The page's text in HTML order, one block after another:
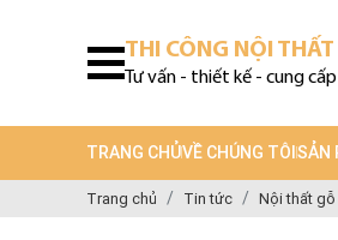
THI CÔNG NỘI THẤT
Tư vấn - thiết kế - cung cấp
TRANG CHỦVỀ CHÚNG TÔI SẢN
Trang chủ Tin tức Nội thất